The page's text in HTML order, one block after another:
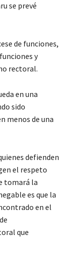
se prevé
de funciones,
y
rectoral.
en una
sido
menos de una
defienden
el respeto
tomará la
es que la
en el
que